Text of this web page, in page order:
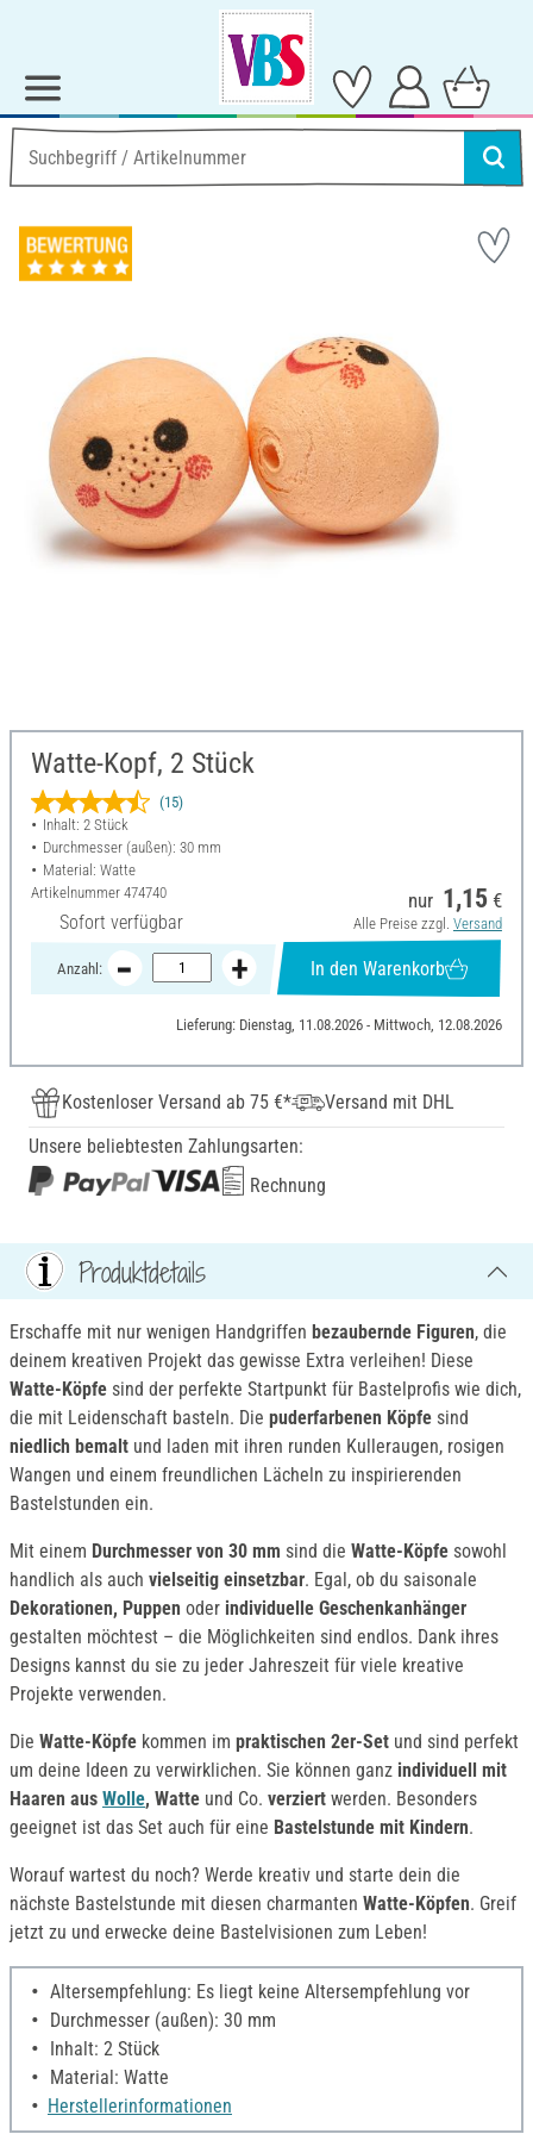
Watte-Kopf, 2 Stück
(15)
Inhalt: 2 Stück
Durchmesser (außen): 30 mm
Material: Watte
Artikelnummer 474740
Sofort verfügbar
nur 1,15 €
Alle Preise zzgl. Versand
Anzahl: In den Warenkorb
Lieferung: Dienstag, 11.08.2026 - Mittwoch, 12.08.2026
Kostenloser Versand ab 75 €*
Versand mit DHL
Unsere beliebtesten Zahlungsarten:
Rechnung
Produktdetails
Erschaffe mit nur wenigen Handgriffen bezaubernde Figuren, die
deinem kreativen Projekt das gewisse Extra verleihen! Diese
Watte-Köpfe sind der perfekte Startpunkt für Bastelprofis wie dich,
die mit Leidenschaft basteln. Die puderfarbenen Köpfe sind
niedlich bemalt und laden mit ihren runden Kulleraugen, rosigen
Wangen und einem freundlichen Lächeln zu inspirierenden
Bastelstunden ein.
Mit einem Durchmesser von 30 mm sind die Watte-Köpfe sowohl
handlich als auch vielseitig einsetzbar. Egal, ob du saisonale
Dekorationen, Puppen oder individuelle Geschenkanhänger
gestalten möchtest – die Möglichkeiten sind endlos. Dank ihres
Designs kannst du sie zu jeder Jahreszeit für viele kreative
Projekte verwenden.
Die Watte-Köpfe kommen im praktischen 2er-Set und sind perfekt
um deine Ideen zu verwirklichen. Sie können ganz individuell mit
Haaren aus Wolle, Watte und Co. verziert werden. Besonders
geeignet ist das Set auch für eine Bastelstunde mit Kindern.
Worauf wartest du noch? Werde kreativ und starte dein die
nächste Bastelstunde mit diesen charmanten Watte-Köpfen. Greif
jetzt zu und erwecke deine Bastelvisionen zum Leben!
Altersempfehlung: Es liegt keine Altersempfehlung vor
Durchmesser (außen): 30 mm
Inhalt: 2 Stück
Material: Watte
Herstellerinformationen